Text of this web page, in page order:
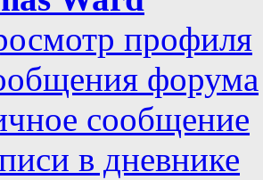
профиля
форума
сообщение
в дневнике